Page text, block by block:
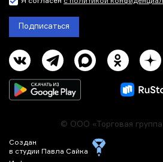
Я согласен с политикой
Подписаться
Создан
в студии Павла Сайка
© ООО «Торговая